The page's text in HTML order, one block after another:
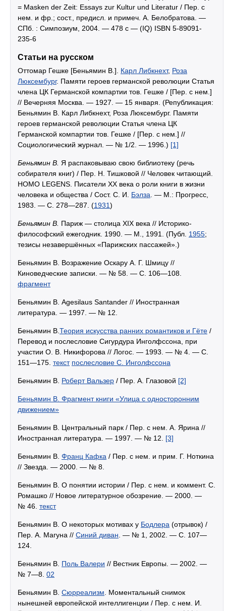
= Masken der Zeit: Essays zur Kultur und Literatur / Пер. с
нем. и фр.; сост., предисл. и примеч. А. Белобратова. —
СПб. : Симпозиум, 2004. — 478 с — (IQ) ISBN 5-89091-
235-6
Статьи на русском
Оттомар Гешке [Беньямин В.]. Карл Либкнехт, Роза
Люксембург. Памяти героев германской революции Статья
члена ЦК Германской компартии тов. Гешке / [Пер. с нем.]
// Вечерняя Москва. — 1927. — 15 января. (Републикация:
Беньямин В. Карл Либкнехт, Роза Люксембург. Памяти
героев германской революции Статья члена ЦК
Германской компартии тов. Гешке / [Пер. с нем.] //
Социологический журнал. — № 1/2. — 1996.) [1]
Беньямин В. Я распаковываю свою библиотеку (речь
собирателя книг) / Пер. Н. Тишковой // Человек читающий.
HOMO LEGENS. Писатели XX века о роли книги в жизни
человека и общества / Сост. С. И. Бэлза . — М.: Прогресс,
1983. — С. 278—287. (1931)
Беньямин В. Париж — столица XIX века // Историко-
философский ежегодник. 1990. — М., 1991. (Публ. 1955;
тезисы незавершённых «Парижских пассажей».)
Беньямин В. Возражение Оскару А. Г. Шмицу //
Киноведческие записки. — № 58. — С. 106—108.
фрагмент
Беньямин В. Agesilaus Santander // Иностранная
литература. — 1997. — № 12.
Беньямин В. Теория искусства ранних романтиков и Гёте /
Перевод и послесловие Сигурдура Инголфссона, при
участии О. В. Никифорова // Логос. — 1993. — № 4. — С.
151—175. текст послесловие С. Инголфссона
Беньямин В. Роберт Вальзер / Пер. А. Глазовой [2]
Беньямин В. Фрагмент книги «Улица с односторонним
движением»
Беньямин В. Центральный парк / Пер. с нем. А. Ярина //
Иностранная литература. — 1997. — № 12. [3]
Беньямин В. Франц Кафка / Пер. с нем. и прим. Г. Ноткина
// Звезда. — 2000. — № 8.
Беньямин В. О понятии истории / Пер. с нем. и коммент. С.
Ромашко // Новое литературное обозрение. — 2000. —
№ 46. текст
Беньямин В. О некоторых мотивах у Бодлера (отрывок) /
Пер. А. Магуна // Синий диван . — № 1, 2002. — С. 107—
124.
Беньямин В. Поль Валери // Вестник Европы. — 2002. —
№ 7—8. 02
Беньямин В. Сюрреализм . Моментальный снимок
нынешней европейской интеллигенции / Пер. с нем. И.